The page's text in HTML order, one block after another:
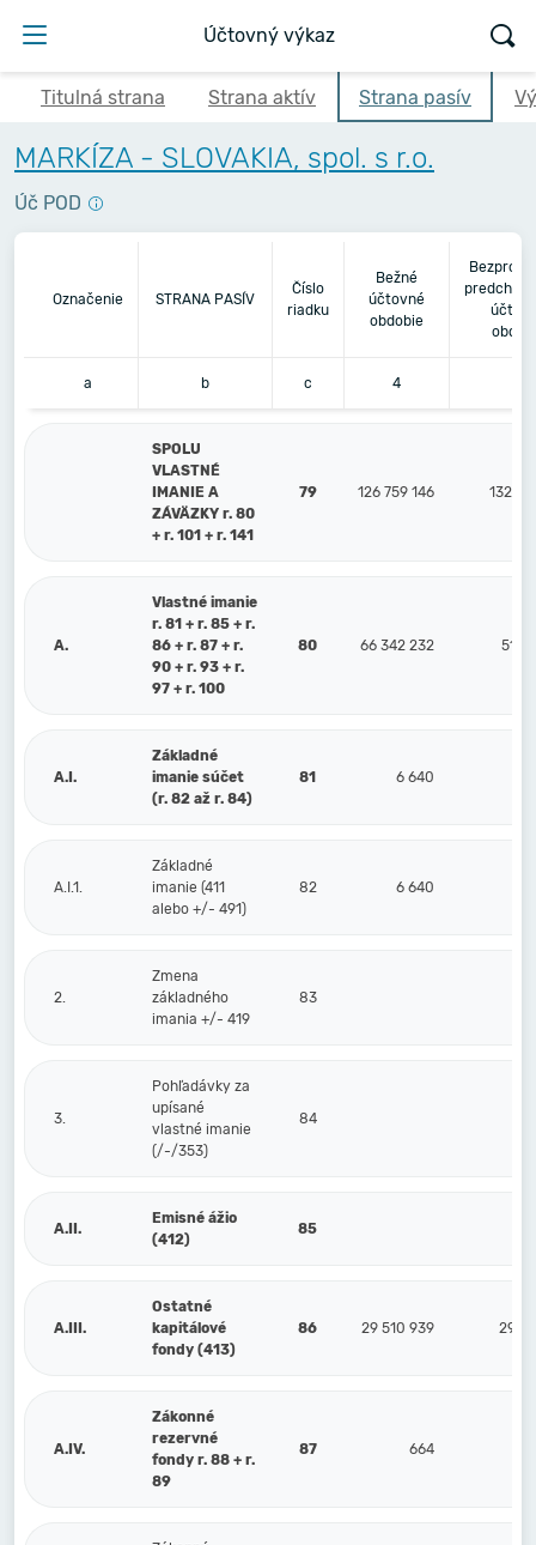
Účtovný výkaz
Titulná strana Strana aktív Strana pasív
MARKÍZA - SLOVAKIA, spol. s r.o.
Úč POD
Označenie STRANA PASÍV
Číslo
riadku
Bežné
účtovné
obdobie
a b c 4
SPOLU
VLASTNÉ
IMANIE A
ZÁVÄZKY r. 80
+ r. 101 + r. 141
79 126 759 146 132
A.
Vlastné imanie
r. 81 + r. 85 + r.
86 + r. 87 + r.
90 + r. 93 + r.
97 + r. 100
80 66 342 232 51
A.I.
Základné
imanie súčet
(r. 82 až r. 84)
81 6 640
A.I.1.
Základné
imanie (411
alebo +/- 491)
82 6 640
2.
Zmena
základného
imania +/- 419
83
3.
Pohľadávky za
upísané
vlastné imanie
(/-/353)
84
A.II.
Emisné ážio
(412)
85
A.III.
Ostatné
kapitálové
fondy (413)
86 29 510 939 29
A.IV.
Zákonné
rezervné
fondy r. 88 + r.
89
87 664